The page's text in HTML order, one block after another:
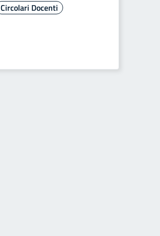
Circolari Docenti